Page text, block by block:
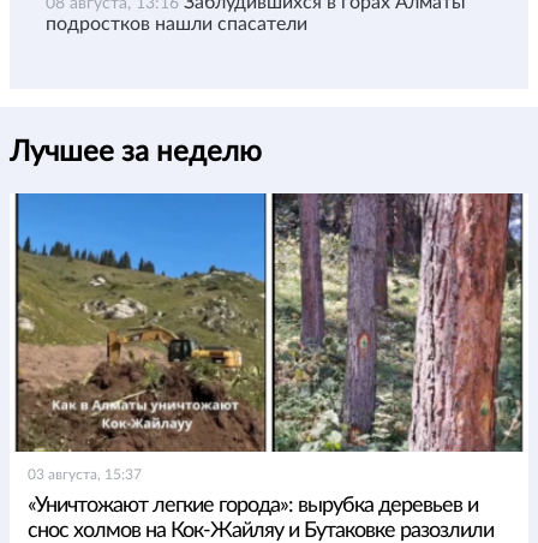
подростков нашли спасатели
Лучшее за неделю
03 августа, 15:37
«Уничтожают легкие города»: вырубка деревьев и
снос холмов на Кок-Жайляу и Бутаковке разозлили